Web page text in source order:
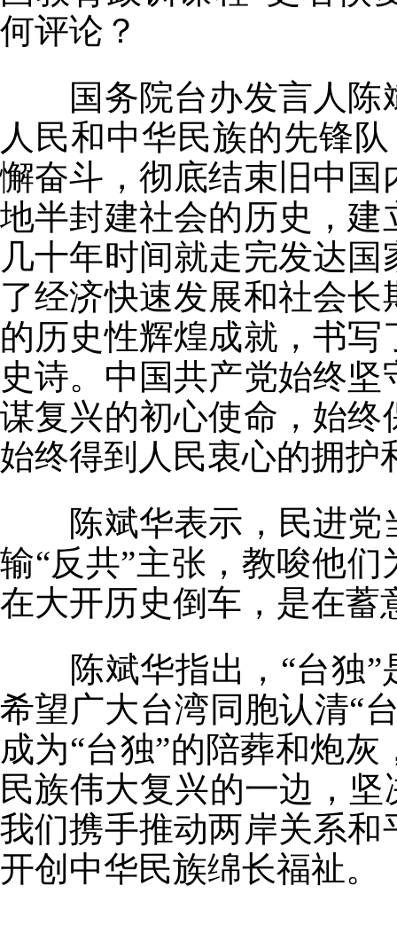
何评论？
国务院台办发言人陈
人民和中华民族的先锋
懈奋斗，彻底结束旧中
地半封建社会的历史，
几十年时间就走完发达
了经济快速发展和社会
的历史性辉煌成就，书
史诗。中国共产党始终
谋复兴的初心使命，始
始终得到人民衷心的拥护
陈斌华表示，民进党
输“反共”主张，教唆他
在大开历史倒车，是在蓄
陈斌华指出，“台独”
希望广大台湾同胞认清“
成为“台独”的陪葬和炮
民族伟大复兴的一边，
我们携手推动两岸关系
开创中华民族绵长福祉。